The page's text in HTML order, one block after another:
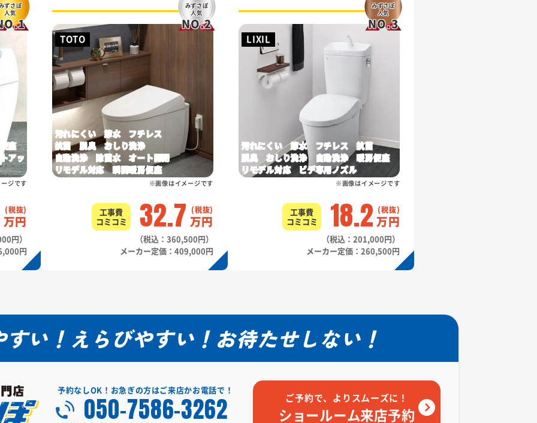
ずさぽ
人気
ジです
座
アッ
万円
円）
円
みずさぽ
人気
NO.2
※画像はイメージです
TOTO
汚れにくい 節水 フチレス
抗菌 脱臭 おしり洗浄
自動洗浄 除菌水 オート開閉
リモデル対応 瞬間暖房便座
工事費
コミコミ
32.7 万円
（税込：360,500円）
メーカー定価：409,000円
みずさぽ
人気
NO.3
※画像はイメージです
LIXIL
汚れにくい 節水 フチレス 抗菌
脱臭 おしり洗浄 自動洗浄 暖房便座
リモデル対応 ビデ専用ノズル
工事費
コミコミ
18.2 万円
（税込：201,000円）
メーカー定価：260,500円
い！えらびやすい！ お待たせしない！
予約なしOK！お急ぎの方はご来店かお電話で！
050-7586-3262 ご予約で、よりスムーズに！
ショールーム来店予約